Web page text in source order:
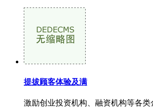
提拔顾客体验及满
激励创业投资机构、融资机构等各类